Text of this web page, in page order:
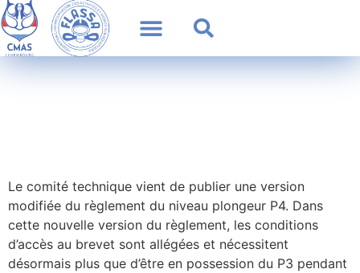
Le comité technique vient de publier une version
modifiée du règlement du niveau plongeur P4. Dans
cette nouvelle version du règlement, les conditions
d’accès au brevet sont allégées et nécessitent
désormais plus que d’être en possession du P3 pendant